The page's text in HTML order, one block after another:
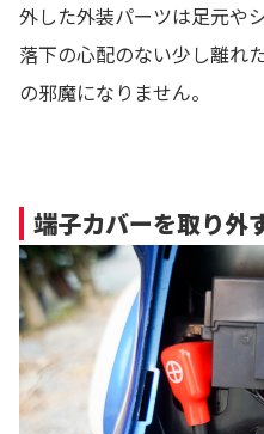
外した外装パーツは足元や
落下の心配のない少し離れ
の邪魔になりません。
端子カバーを取り外